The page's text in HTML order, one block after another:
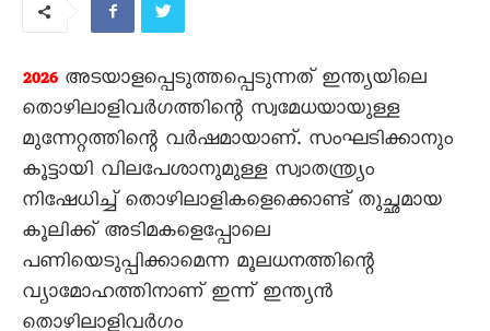
2026അടയാളപ്പെടുത്തപ്പെടുന്നത് ഇന്ത്യയിലെ
തൊഴിലാളിവർഗത്തിന്റെ സ്വമേധയായുള്ള
മുന്നേറ്റത്തിന്റെ വർഷമായാണ്. സംഘടിക്കാനും
കൂട്ടായി വിലപേശാനുമുള്ള സ്വാതന്ത്ര്യം
നിഷേധിച്ച് തൊഴിലാളികളെക്കൊണ്ട് തുച്ഛമായ
കൂലിക്ക് അടിമകളെപ്പോലെ
പണിയെടുപ്പിക്കാമെന്ന മൂലധനത്തിന്റെ
വ്യാമോഹത്തിനാണ് ഇന്ന് ഇന്ത്യൻ
തൊഴിലാളിവർഗം